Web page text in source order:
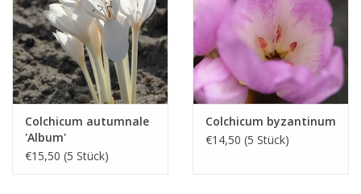
Colchicum autumnale
'Album'
€15,50 (5 Stück)
Colchicum byzantinum
€14,50 (5 Stück)